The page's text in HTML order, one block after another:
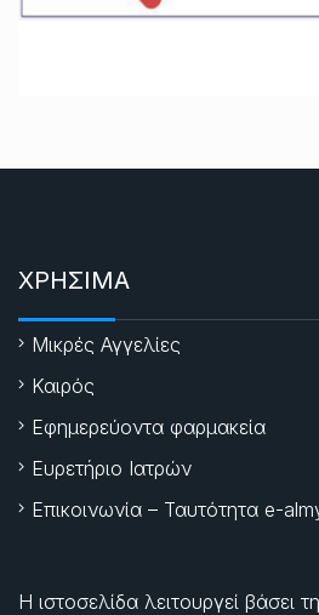
ΧΡΗΣΙΜΑ
Μικρές Αγγελίες
Καιρός
Εφημερεύοντα φαρμακεία
Ευρετήριο Ιατρών
Επικοινωνία – Ταυτότητα e-
Η ιστοσελίδα λειτουργεί βάσει